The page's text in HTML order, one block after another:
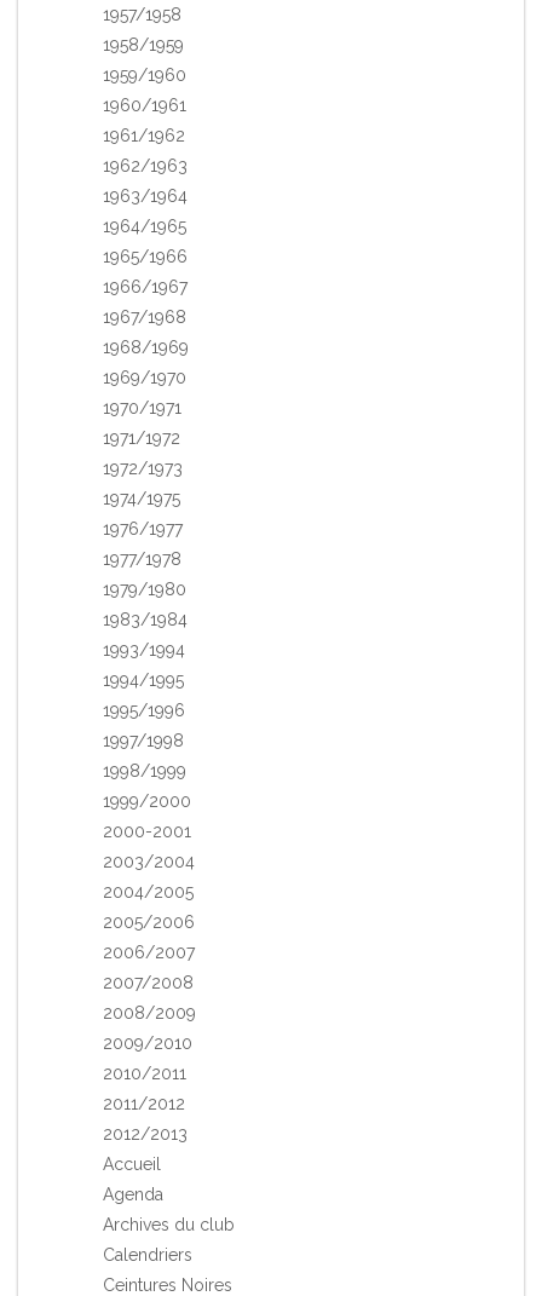
1957/1958
1958/1959
1959/1960
1960/1961
1961/1962
1962/1963
1963/1964
1964/1965
1965/1966
1966/1967
1967/1968
1968/1969
1969/1970
1970/1971
1971/1972
1972/1973
1974/1975
1976/1977
1977/1978
1979/1980
1983/1984
1993/1994
1994/1995
1995/1996
1997/1998
1998/1999
1999/2000
2000-2001
2003/2004
2004/2005
2005/2006
2006/2007
2007/2008
2008/2009
2009/2010
2010/2011
2011/2012
2012/2013
Accueil
Agenda
Archives du club
Calendriers
Ceintures Noires